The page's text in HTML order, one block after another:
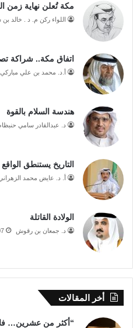
مكة تُعلن نهاية زمن
اللواء ركن م. د . خالد
اتفاق مكة.. شراكة
أ.د. محمد بن علي مباركي
هندسة السلام بالقوة
د. عبدالقادر سامي
التاريخ يستنطق الواقع
أ. د. عايض محمد
الولادة القاتلة
د. جمعان بن رقوش
أخر المقالات
“أكثر من عشرين…